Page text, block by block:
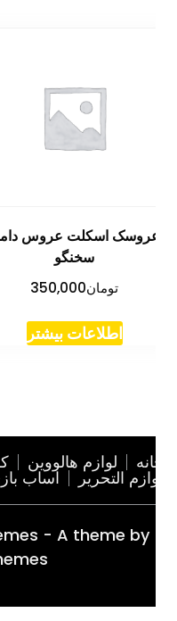
اسکلت عروس داماد
سخنگو
تومان350,000
اطلاعات بیشتر
لوازم هالووین
التحریر اساب
- A theme by